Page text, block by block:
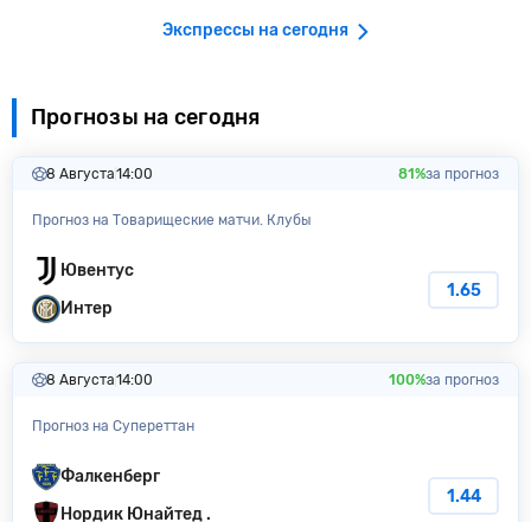
Экспрессы на сегодня
Прогнозы на сегодня
8 Августа14:00 81%за прогноз
Прогноз на Товарищеские матчи. Клубы
Ювентус
Интер
1.65
8 Августа14:00 100%за прогноз
Прогноз на Супереттан
Фалкенберг
Нордик Юнайтед .
1.44